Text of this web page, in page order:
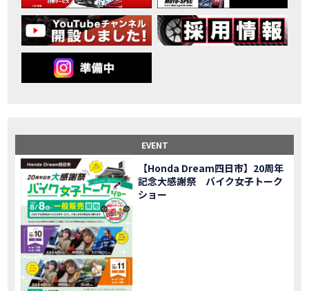
MOVIE 【ホンダ バイク】【GB350C S】梅本まどかさんと三重県ツーリング満喫しました！ポケふた探し第1弾【モトブログ】
MOVIE 【ホンダドリーム新春初売り特別企画】のご紹介！！
MOVIE こんなことある？！CB1000Fでツーリングイベントに参戦したのだが・・
【新車】CB1000Fで11時間ツーリングした素直なレビュー【モトブログ】Honda CB
MOVIE 【事故寸前】200kmレッカー、そしてさらなる原因が判明し、修理代が膨れ上がった結果
MOVIE 2025X-ADV 最高の旅バイクで街乗りも最適！ADVが20台でツーリングしました｜Honda ADV160
NEW BIKENEWS CB1000F販売中！！
MOVIE 【バイク女子】ごめんなさい。大切なツーリングでやらかしてしまった…
MOVIE 【バイク女子】下道444kmぶっ通しで走った結果がヤバかった
MOVIE 【バイク女子】最安！三重→東京〇〇〇円で行けちゃった
MOVIE 新型スーパーカブ110レビュー！C125 CT125で女子ツーリング 最高！Honda Super Cub(JA59)
MOVIE 【世界一の燃費Super cub】給油せずにどこまで行けるかやってみたら大変なことになりました
MOVIE 【バイク女子の挑戦】世界一の最強バイクでついにやります。
MOVIE 【バイク女子】この動画を見たらイライラするかもしれません。ごめんなさい。
EVENT
【Honda Dream四日市】20周年
記念大感謝祭 バイク女子トーク
ショー